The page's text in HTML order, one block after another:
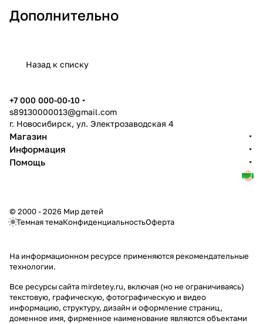
Дополнительно
Назад к списку
+7 000 000-00-10
s89130000013@gmail.com
г. Новосибирск, ул. Электрозаводская 4
Магазин
Информация
Помощь
© 2000 - 2026 Мир детей
Темная темаКонфиденциальностьОферта
На информационном ресурсе применяются рекомендательные
технологии.
Все ресурсы сайта mirdetey.ru, включая (но не ограничиваясь)
текстовую, графическую, фотографическую и видео
информацию, структуру, дизайн и оформление страниц,
доменное имя, фирменное наименование являются объектами